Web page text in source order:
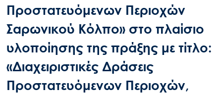
Προστατευόμενων Περιοχών
Σαρωνικού Κόλπο» στο πλαίσιο
υλοποίησης της πράξης με τίτλο:
«Διαχειριστικές Δράσεις
Προστατευόμενων Περιοχών,